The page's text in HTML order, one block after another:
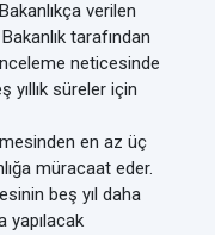
verilen
tarafından
neticesinde
yıllık süreler için
en az üç
müracaat eder.
beş yıl daha
yapılacak